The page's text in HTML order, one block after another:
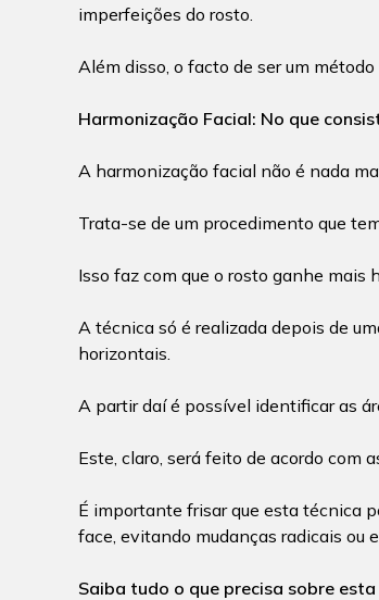
imperfeições do rosto.
Além disso, o facto de ser um
Harmonização Facial: No que
A harmonização facial não é nada
Trata-se de um procedimento que
Isso faz com que o rosto ganhe mais
A técnica só é realizada depois de
horizontais.
A partir daí é possível identificar as
Este, claro, será feito de acordo com
É importante frisar que esta técnica
face, evitando mudanças radicais ou
Saiba tudo o que precisa sobre